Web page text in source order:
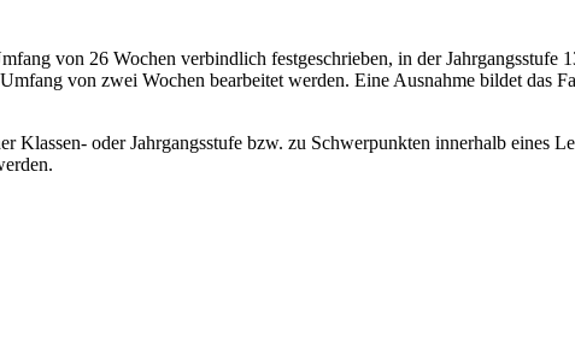
von 26 Wochen verbindlich festgeschrieben, in der Jahrgangsstufe
von zwei Wochen bearbeitet werden. Eine Ausnahme bildet das
oder Jahrgangsstufe bzw. zu Schwerpunkten innerhalb eines